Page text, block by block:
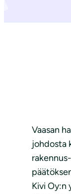
Vaasan
johdosta
Kivi Oy:n